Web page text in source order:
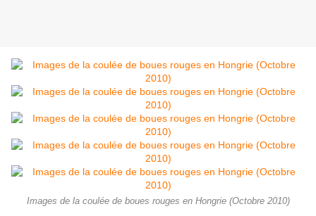
Images de la coulée de boues rouges en Hongrie (Octobre 2010)